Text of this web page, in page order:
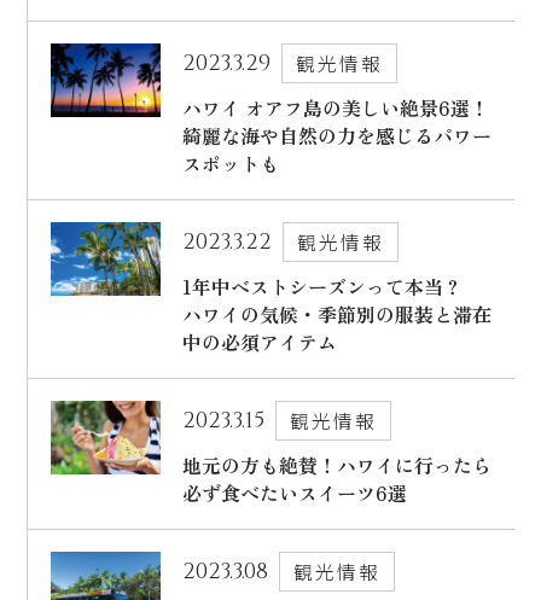
2023.3.29
観光情報
ハワイ オアフ島の美しい絶景6選！
綺麗な海や自然の力を感じるパワー
スポットも
2023.3.22
観光情報
1年中ベストシーズンって本当？
ハワイの気候・季節別の服装と滞在
中の必須アイテム
2023.3.15
観光情報
地元の方も絶賛！ハワイに行ったら
必ず食べたいスイーツ6選
2023.3.08
観光情報